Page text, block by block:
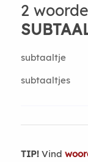
2
subtaaltje
subtaaltjes
TIP!Vind